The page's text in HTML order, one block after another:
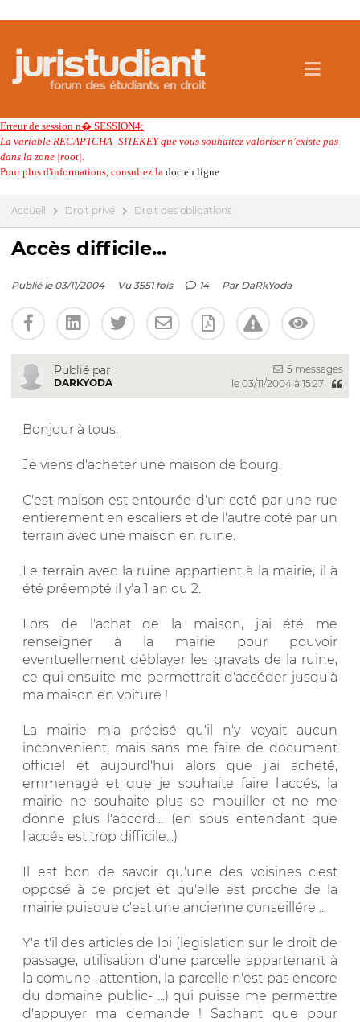
Erreur de session n� SESSION4:
La variable RECAPTCHA_SITEKEY que vous souhaitez valoriser n'existe pas
dans la zone |root|.
Pour plus d'informations, consultez la doc en ligne
Accueil Droit privé Droit des obligations
Accès difficile...
Publié le 03/11/2004 Vu 3551 fois 14 Par DaRkYoda
Publié par
DARKYODA
5 messages
le 03/11/2004 à 15:27
Bonjour à tous,
Je viens d'acheter une maison de bourg.
C'est maison est entourée d'un coté par une rue
entierement en escaliers et de l'autre coté par un
terrain avec une maison en ruine.
Le terrain avec la ruine appartient à la mairie, il à
été préempté il y'a 1 an ou 2.
Lors de l'achat de la maison, j'ai été me
renseigner à la mairie pour pouvoir
eventuellement déblayer les gravats de la ruine,
ce qui ensuite me permettrait d'accéder jusqu'à
ma maison en voiture !
La mairie m'a précisé qu'il n'y voyait aucun
inconvenient, mais sans me faire de document
officiel et aujourd'hui alors que j'ai acheté,
emmenagé et que je souhaite faire l'accés, la
mairie ne souhaite plus se mouiller et ne me
donne plus l'accord... (en sous entendant que
l'accés est trop difficile...)
Il est bon de savoir qu'une des voisines c'est
opposé à ce projet et qu'elle est proche de la
mairie puisque c'est une ancienne conseillére ...
Y'a t'il des articles de loi (legislation sur le droit de
passage, utilisation d'une parcelle appartenant à
la comune -attention, la parcelle n'est pas encore
du domaine public- ...) qui puisse me permettre
d'appuyer ma demande ! Sachant que pour